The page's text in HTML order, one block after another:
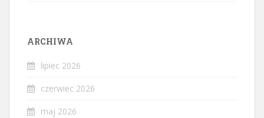
ARCHIWA
lipiec 2026
czerwiec 2026
maj 2026